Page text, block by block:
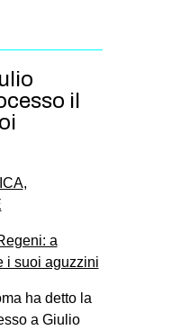
il
,
ha detto la
a Giulio